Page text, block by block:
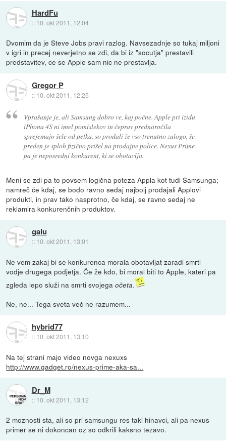
HardFu
:: 10. okt 2011, 12:04
Dvomim da je Steve Jobs pravi razlog. Navsezadnje so tukaj miljoni
v igri in precej neverjetno se zdi, da bi iz "socutja" prestavili
predstavitev, ce se Apple sam nic ne prestavlja.
Gregor P
:: 10. okt 2011, 12:25
Vprašanje je, ali Samsung dobro ve, kaj počne. Apple pri izidu
iPhona 4S ni imel pomislekov in čeprav prednaročila
sprejemajo šele od petka, so prodali že vso trenutno zalogo, še
preden je sploh fizično prišel na prodajne police. Nexus Prime
pa je neposredni konkurent, ki se obotavlja.
Meni se zdi pa to povsem logična poteza Appla kot tudi Samsunga;
namreč če kdaj, se bodo ravno sedaj najbolj prodajali Applovi
produkti, in prav tako nasprotno, če kdaj, se ravno sedaj ne
reklamira konkurenčnih produktov.
galu
:: 10. okt 2011, 13:01
Ne vem zakaj bi se konkurenca morala obotavljat zaradi smrti
vodje drugega podjetja. Če že kdo, bi moral biti to Apple, kateri pa
zgleda lepo služi na smrti svojegaočeta.
Ne, ne... Tega sveta več ne razumem...
hybrid77
:: 10. okt 2011, 13:10
Na tej strani majo video novga nexuxs
http://www.gadget.ro/nexus-prime-aka-sa...
Dr_M
:: 10. okt 2011, 13:12
2 moznosti sta, ali so pri samsungu res taki hinavci, ali pa nexus
primer se ni dokoncan oz so odkrili kaksno tezavo.